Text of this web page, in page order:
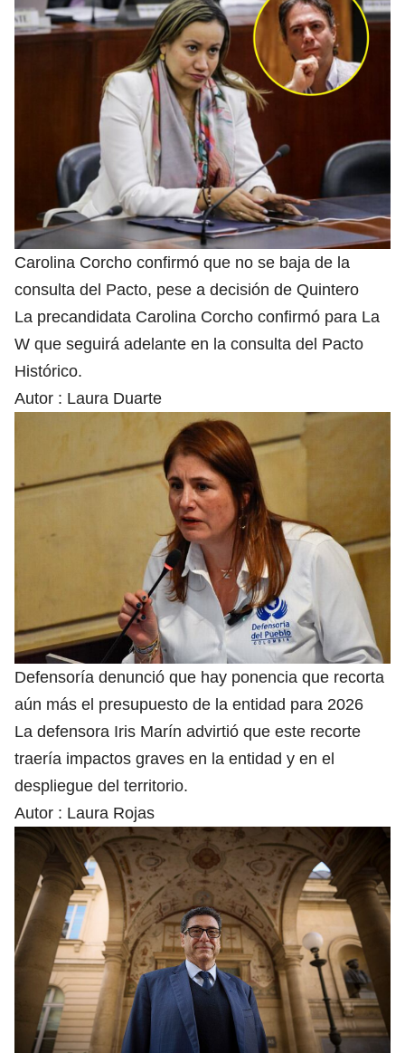
Carolina Corcho confirmó que no se baja de la
consulta del Pacto, pese a decisión de Quintero
La precandidata Carolina Corcho confirmó para La
W que seguirá adelante en la consulta del Pacto
Histórico.
Autor : Laura Duarte
Defensoría denunció que hay ponencia que recorta
aún más el presupuesto de la entidad para 2026
La defensora Iris Marín advirtió que este recorte
traería impactos graves en la entidad y en el
despliegue del territorio.
Autor : Laura Rojas